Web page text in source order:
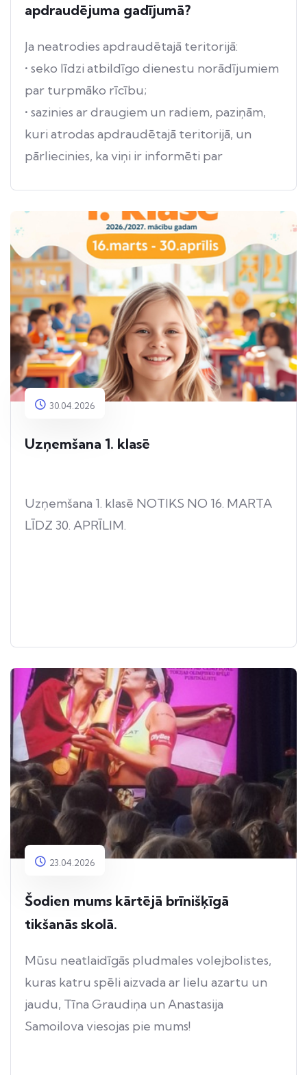
apdraudējuma gadījumā?
Ja neatrodies apdraudētajā teritorijā:
• seko līdzi atbildīgo dienestu norādījumiem
par turpmāko rīcību;
• sazinies ar draugiem un radiem, paziņām,
kuri atrodas apdraudētajā teritorijā, un
pārliecinies, ka viņi ir informēti par
30.04.2026
Uzņemšana 1. klasē
Uzņemšana 1. klasē NOTIKS NO 16. MARTA
LĪDZ 30. APRĪLIM.
23.04.2026
Šodien mums kārtējā brīnišķīgā
tikšanās skolā.
Mūsu neatlaidīgās pludmales volejbolistes,
kuras katru spēli aizvada ar lielu azartu un
jaudu, Tīna Graudiņa un Anastasija
Samoilova viesojas pie mums!